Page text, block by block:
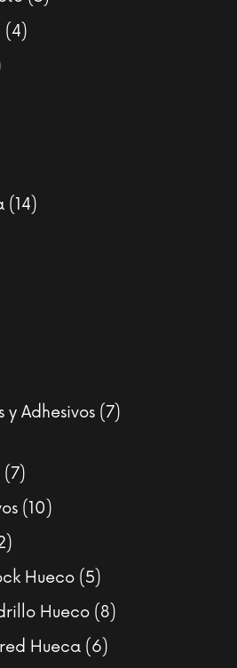
44
1414
y Adhesivos 77
77
productos
1010
2
productos
Hueco 55
productos
Hueco 88
Hueca 66